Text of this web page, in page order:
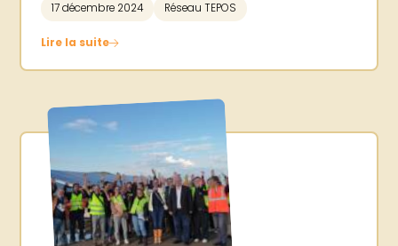
17 décembre 2024 Réseau TEPOS
Lire la suite